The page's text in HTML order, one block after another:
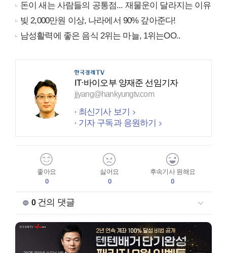
돈이 새는 사람들의 공통점... 재물운이 달라지는 이유
빚 2,000만원 이상, 나라에서 90% 갚아준다!
남성활력에 좋은 음식 2위는 마늘, 1위는OO..
IT·바이오부 양재준 선임기자
jjyang@hankyungtv.com
최신기사 보기
기자 구독과 응원하기
좋아요
0
싫어요
0
후속기사 원해요
0
0건의 댓글